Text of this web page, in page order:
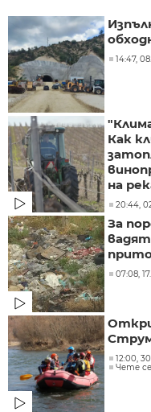
14:47,
Как
на
20:44,
За
07:08,
12:00,
Чете